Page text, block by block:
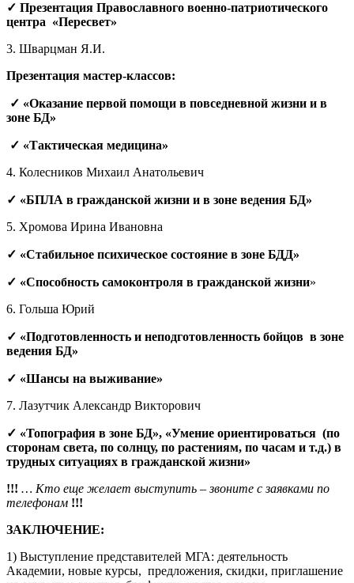
✓ Презентация Православного военно-патриотического
центра «Пересвет»
3. Шварцман Я.И.
Презентация мастер-классов:
✓ «Оказание первой помощи в повседневной жизни и в
зоне БД»
✓ «Тактическая медицина»
4. Колесников Михаил Анатольевич
✓ «БПЛА в гражданской жизни и в зоне ведения БД»
5. Хромова Ирина Ивановна
✓ «Стабильное психическое состояние в зоне БДД»
✓ «Способность самоконтроля в гражданской жизни»
6. Гольша Юрий
✓ «Подготовленность и неподготовленность бойцов в зоне
ведения БД»
✓ «Шансы на выживание»
7. Лазутчик Александр Викторович
✓ «Топография в зоне БД», «Умение ориентироваться (по
сторонам света, по солнцу, по растениям, по часам и т.д.) в
трудных ситуациях в гражданской жизни»
!!! … Кто еще желает выступить – звоните с заявками по
телефонам !!!
ЗАКЛЮЧЕНИЕ:
1) Выступление представителей МГА: деятельность
Академии, новые курсы, предложения, скидки, приглашение